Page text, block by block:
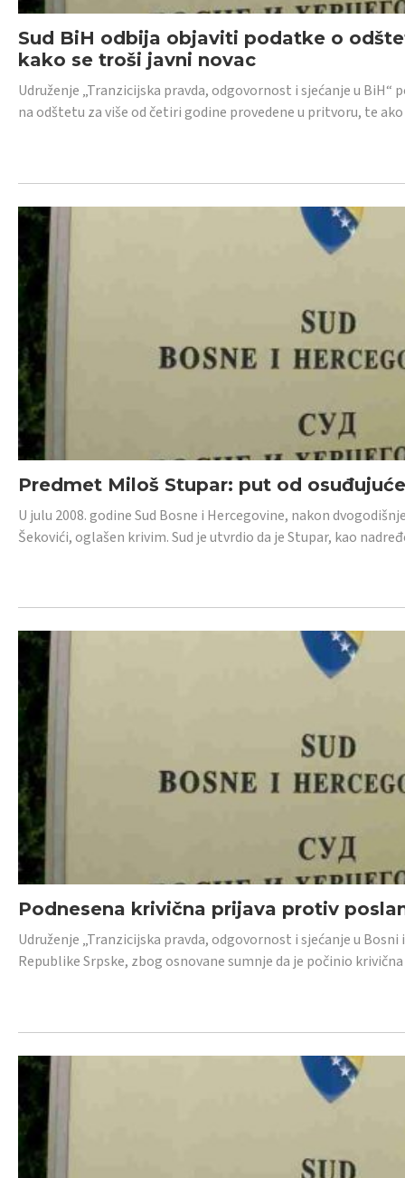
Sud BiH odbija objaviti podatke o
kako se troši javni novac
Udruženje „Tranzicijska pravda, odgovornost i sjećanje u
na odštetu za više od četiri godine provedene u pritvoru, te
Predmet Miloš Stupar: put od
U julu 2008. godine Sud Bosne i Hercegovine, nakon
Šekovići, oglašen krivim. Sud je utvrdio da je Stupar, kao
Podnesena krivična prijava protiv
Udruženje „Tranzicijska pravda, odgovornost i sjećanje u
Republike Srpske, zbog osnovane sumnje da je počinio